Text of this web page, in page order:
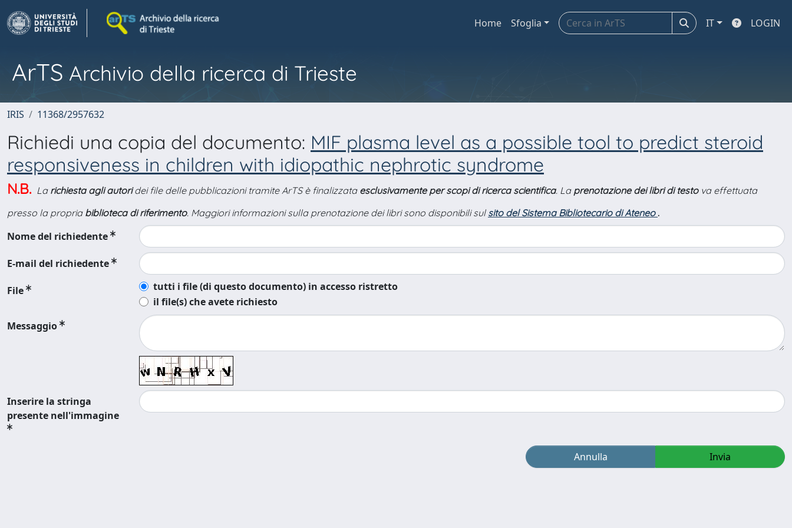
Home Sfoglia IT LOGIN
ArTS Archivio della ricerca di Trieste
IRIS 11368/2957632
Richiedi una copia del documento: MIF plasma level as a possible tool to predict steroid
responsiveness in children with idiopathic nephrotic syndrome
N.B. La richiesta agli autoridei file delle pubblicazioni tramite ArTS è finalizzata esclusivamente per scopi di ricerca scientifica. La prenotazione dei libri di testova effettuata
presso la propria biblioteca di riferimento. Maggiori informazioni sulla prenotazione dei libri sono disponibili sul sito del Sistema Bibliotecario di Ateneo .
Nome del richiedente
E-mail del richiedente
File
tutti i file (di questo documento) in accesso ristretto
il file(s) che avete richiesto
Messaggio
Inserire la stringa
presente nell'immagine
Annulla Invia